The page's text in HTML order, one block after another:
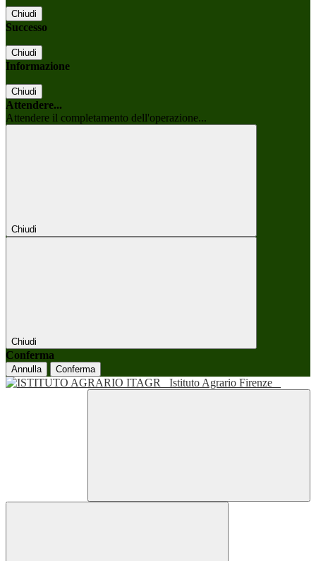
Chiudi
Successo
Chiudi
Informazione
Chiudi
Attendere...
Attendere il completamento dell'operazione...
Chiudi
Chiudi
Conferma
Annulla Conferma
Istituto Agrario Firenze